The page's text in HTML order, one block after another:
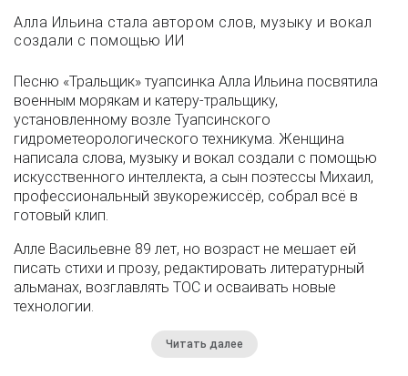
Алла Ильина стала автором слов, музыку и вокал
создали с помощью ИИ
Песню «Тральщик» туапсинка Алла Ильина посвятила
военным морякам и катеру-тральщику,
установленному возле Туапсинского
гидрометеорологического техникума. Женщина
написала слова, музыку и вокал создали с помощью
искусственного интеллекта, а сын поэтессы Михаил,
профессиональный звукорежиссёр, собрал всё в
готовый клип.
Алле Васильевне 89 лет, но возраст не мешает ей
писать стихи и прозу, редактировать литературный
альманах, возглавлять ТОС и осваивать новые
технологии.
Читать далее